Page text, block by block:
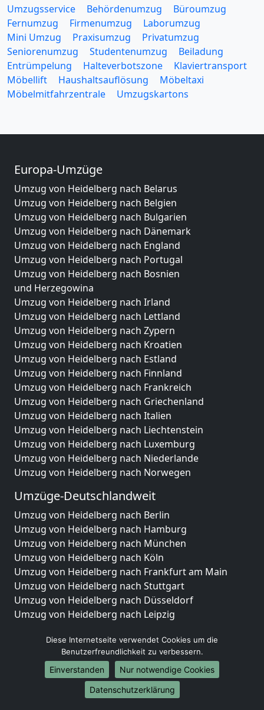
Umzugsservice Behördenumzug
Büroumzug
Fernumzug
Firmenumzug
Laborumzug
Mini Umzug
Praxisumzug
Privatumzug
Seniorenumzug
Studentenumzug
Beiladung
Entrümpelung
Halteverbotszone
Klaviertransport
Möbellift
Haushaltsauflösung
Möbeltaxi
Möbelmitfahrzentrale
Umzugskartons
Europa-Umzüge
Umzug von Heidelberg nach Belarus
Umzug von Heidelberg nach Belgien
Umzug von Heidelberg nach Bulgarien
Umzug von Heidelberg nach Dänemark
Umzug von Heidelberg nach England
Umzug von Heidelberg nach Portugal
Umzug von Heidelberg nach Bosnien
und Herzegowina
Umzug von Heidelberg nach Irland
Umzug von Heidelberg nach Lettland
Umzug von Heidelberg nach Zypern
Umzug von Heidelberg nach Kroatien
Umzug von Heidelberg nach Estland
Umzug von Heidelberg nach Finnland
Umzug von Heidelberg nach Frankreich
Umzug von Heidelberg nach Griechenland
Umzug von Heidelberg nach Italien
Umzug von Heidelberg nach Liechtenstein
Umzug von Heidelberg nach Luxemburg
Umzug von Heidelberg nach Niederlande
Umzug von Heidelberg nach Norwegen
Umzüge-Deutschlandweit
Umzug von Heidelberg nach Berlin
Umzug von Heidelberg nach Hamburg
Umzug von Heidelberg nach München
Umzug von Heidelberg nach Köln
Umzug von Heidelberg nach Frankfurt am Main
Umzug von Heidelberg nach Stuttgart
Umzug von Heidelberg nach Düsseldorf
Umzug von Heidelberg nach Leipzig
Umzug von Heidelberg nach Essen
Umzug von Heidelberg nach Bremen
Umzug von Heidelberg nach Dresden
Umzug von Heidelberg nach Hannover
Umzug von Heidelberg nach Nürnberg
Diese Internetseite verwendet Cookies um die
Benutzerfreundlichkeit zu verbessern.
Einverstanden
Nur notwendige Cookies
Datenschutzerklärung